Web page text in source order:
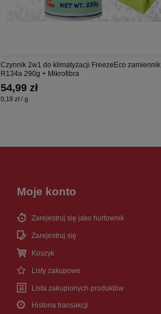
Czynnik 2w1 do klimatyzacji FreezeEco zamiennik
R134a 290g + Mikrofibra
54,99 zł
0,19 zł / g
Moje konto
Zarejestruj się jako hurtownik
Zarejestruj się
Koszyk
Listy zakupowe
Lista zakupionych produktów
Historia transakcji